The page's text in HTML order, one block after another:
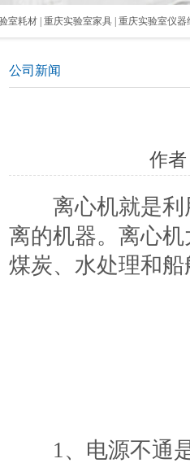
室耗材 | 重庆实验室家具 | 重庆实验室仪
公司新闻
作
离心机就是利
离的机器。离心
煤炭、水处理和
1、电源不通是